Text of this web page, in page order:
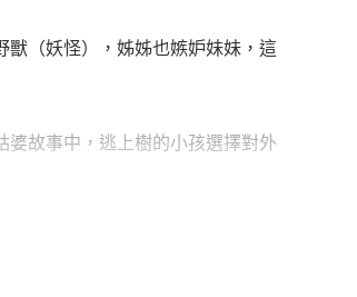
（妖怪），姊姊也嫉妒妹妹，這
故事中，逃上樹的小孩選擇對外
族相信洞窟是風的發源地，婦人